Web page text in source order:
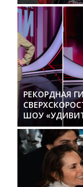
РЕКОРДНАЯ
ШОУ